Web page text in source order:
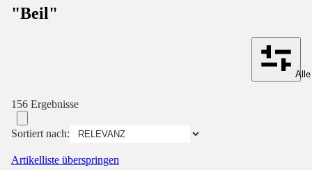
"Beil"
156 Ergebnisse
Sortiert nach:
Artikelliste überspringen